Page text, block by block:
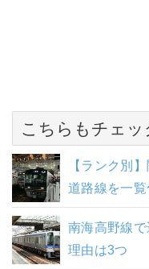
こちらもチェッ
【ランク別
道路線を一覧
南海高野線
理由は3つ